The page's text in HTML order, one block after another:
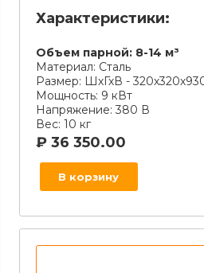
Характеристики:
Объем парной: 8-14 м³
Материал: Сталь
Размер: ШхГхВ -
Мощность: 9 кВт
Напряжение: 380 В
Вес: 10 кг
₽ 36 350.00
В корзину